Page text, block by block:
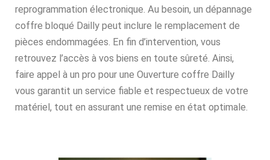
reprogrammation électronique. Au besoin, un dépannage
coffre bloqué Dailly peut inclure le remplacement de
pièces endommagées. En fin d’intervention, vous
retrouvez l’accès à vos biens en toute sûreté. Ainsi,
faire appel à un pro pour une Ouverture coffre Dailly
vous garantit un service fiable et respectueux de votre
matériel, tout en assurant une remise en état optimale.